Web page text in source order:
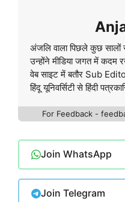
अंजलि वाला पिछले कुछ सालों
उन्होंने मीडिया जगत में
वेब साइट में बतौर Sub
हिंदू यूनिवर्सिटी से हिंदी
For Feedback -
Join WhatsApp
Join Telegram